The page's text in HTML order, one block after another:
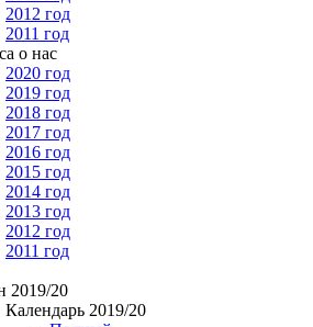
2012 год
2011 год
о нас
2020 год
2019 год
2018 год
2017 год
2016 год
2015 год
2014 год
2013 год
2012 год
2011 год
2019/20
Календарь 2019/20